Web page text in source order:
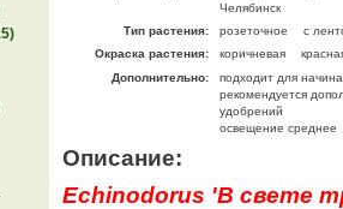
Челябинск
Тип растения:
розеточное
с
Окраска растения:
коричневая
Дополнительно:
подходит для
рекомендуется
удобрений
освещение среднее
Описание:
Echinodorus 'В свете